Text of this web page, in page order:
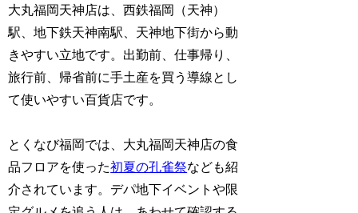
大丸福岡天神店は、西鉄福岡（天神）
駅、地下鉄天神南駅、天神地下街から動
きやすい立地です。出勤前、仕事帰り、
旅行前、帰省前に手土産を買う導線とし
て使いやすい百貨店です。
とくなび福岡では、大丸福岡天神店の食
品フロアを使った初夏の孔雀祭なども紹
介されています。デパ地下イベントや限